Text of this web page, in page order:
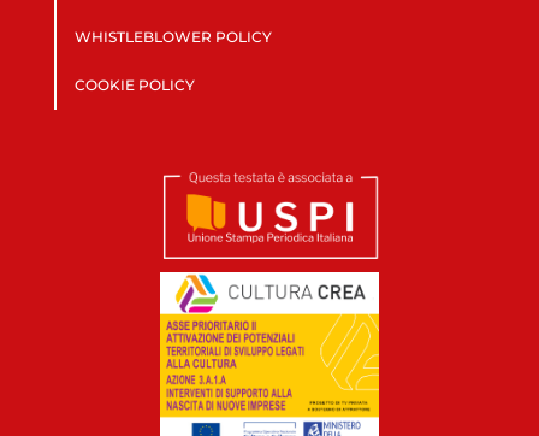
WHISTLEBLOWER POLICY
COOKIE POLICY